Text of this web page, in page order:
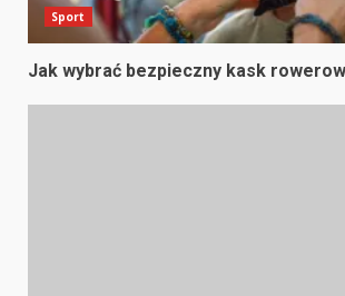
Sport
Jak wybrać bezpieczny kask